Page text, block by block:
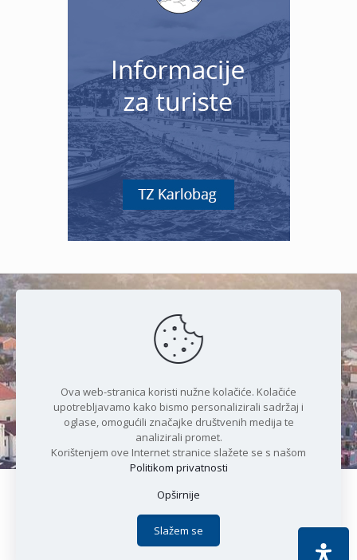
Čudesan spoj kristalnog mora i
prirode
Copyright © 2021 Općina Karlobag | Sva prava pridržana |
Politika privatnosti
Apoc IT
Ova web-stranica koristi nužne kolačiće. Kolačiće
upotrebljavamo kako bismo personalizirali sadržaj i
oglase, omogućili značajke društvenih medija te
analizirali promet.
Korištenjem ove Internet stranice slažete se s našom
Politikom privatnosti
Opširnije
Slažem se